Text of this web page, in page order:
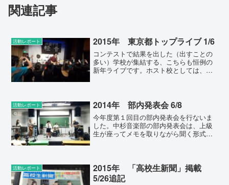
関連記事
活動レポート 2015年 東京都トップライブ 1/6
コンテストで結果を出した（出すことの
多い）学校が集結する、こちらも恒例の
新年ライブです。ホスト校としては、
す。そこをあえて、２バンド...
活動レポート 2014年 部内発表会 6/8
今年度第１回目の部内発表会を行ないま
した。中杉音楽部の部内発表会は、上級
生が座ってメモを取りながら聞く形式で
ストにエントリーするバンド...
活動レポート
2015年 「高校生新聞」掲載
5/26追記